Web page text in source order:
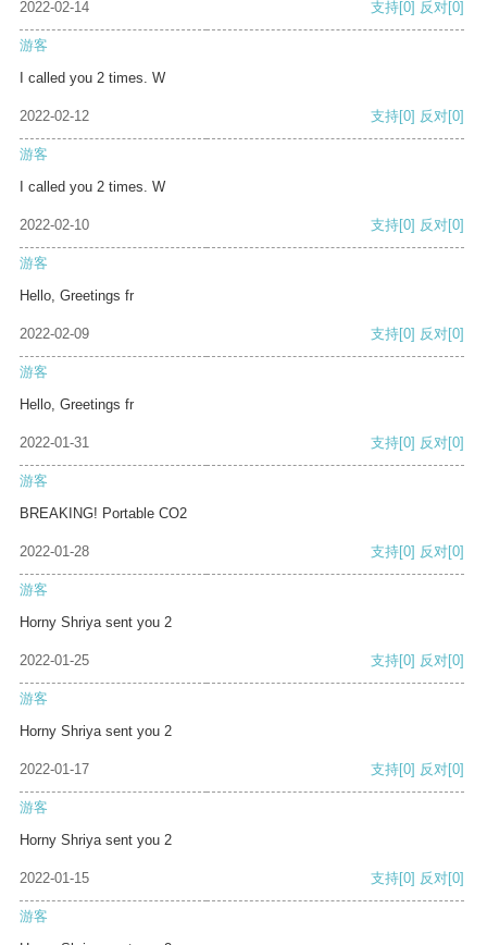
2022-02-14 支持[0] 反对[0]
游客
I called you 2 times. W
2022-02-12 支持[0] 反对[0]
游客
I called you 2 times. W
2022-02-10 支持[0] 反对[0]
游客
Hello, Greetings fr
2022-02-09 支持[0] 反对[0]
游客
Hello, Greetings fr
2022-01-31 支持[0] 反对[0]
游客
BREAKING! Portable CO2
2022-01-28 支持[0] 反对[0]
游客
Horny Shriya sent you 2
2022-01-25 支持[0] 反对[0]
游客
Horny Shriya sent you 2
2022-01-17 支持[0] 反对[0]
游客
Horny Shriya sent you 2
2022-01-15 支持[0] 反对[0]
游客